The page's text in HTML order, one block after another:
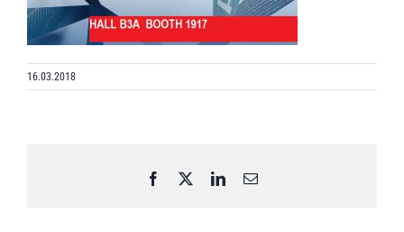
16.03.2018
Facebook LinkedInEmail